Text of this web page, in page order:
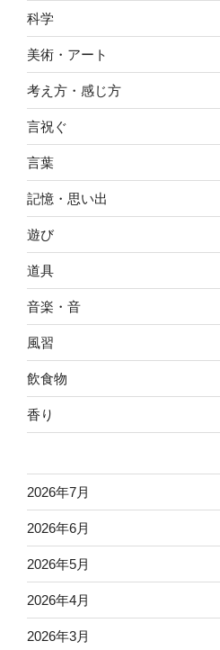
科学
美術・アート
考え方・感じ方
言祝ぐ
言葉
記憶・思い出
遊び
道具
音楽・音
風習
飲食物
香り
2026年7月
2026年6月
2026年5月
2026年4月
2026年3月